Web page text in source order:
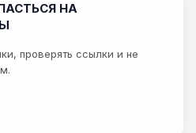
НА
проверять ссылки и не